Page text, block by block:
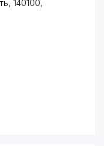
140100,